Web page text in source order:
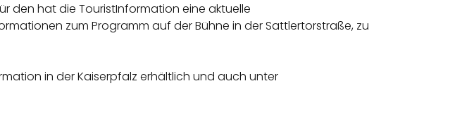
den hat die TouristInformation eine aktuelle
zum Programm auf der Bühne in der Sattlertorstraße, zu
in der Kaiserpfalz erhältlich und auch unter